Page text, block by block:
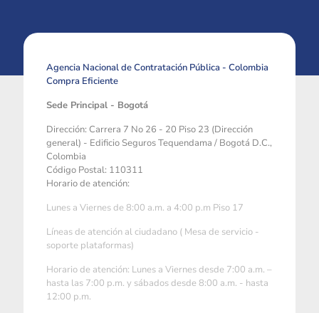
Agencia Nacional de Contratación Pública - Colombia
Compra Eficiente
Sede Principal - Bogotá
Dirección: Carrera 7 No 26 - 20 Piso 23 (Dirección
general) - Edificio Seguros Tequendama / Bogotá D.C.,
Colombia
Código Postal: 110311
Horario de atención:
Lunes a Viernes de 8:00 a.m. a 4:00 p.m Piso 17
Líneas de atención al ciudadano ( Mesa de servicio -
soporte plataformas)
Horario de atención: Lunes a Viernes desde 7:00 a.m. –
hasta las 7:00 p.m. y sábados desde 8:00 a.m. - hasta
12:00 p.m.